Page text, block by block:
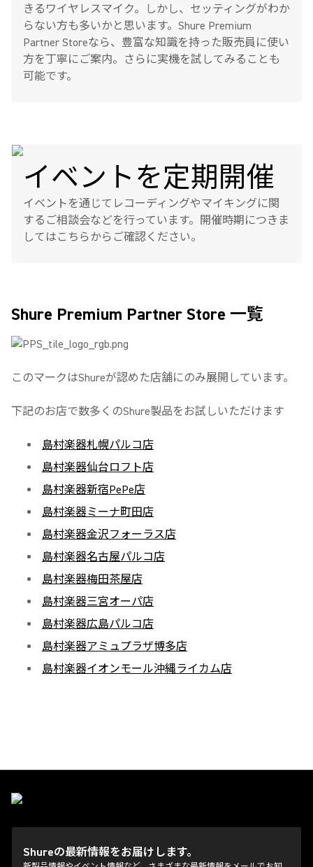
きるワイヤレスマイク。しかし、セッティングがわか
らない方も多いかと思います。Shure Premium
Partner Storeなら、豊富な知識を持った販売員に使い
方を丁寧にご案内。さらに実機を試してみることも
可能です。
イベントを定期開催
イベントを通じてレコーディングやマイキングに関
するご相談会などを行っています。開催時期につきま
してはこちらからご確認ください。
Shure Premium Partner Store 一覧
このマークはShureが認めた店舗にのみ展開しています。
下記のお店で数多くのShure製品をお試しいただけます
島村楽器札幌パルコ店
島村楽器仙台ロフト店
島村楽器新宿PePe店
島村楽器ミーナ町田店
島村楽器金沢フォーラス店
島村楽器名古屋パルコ店
島村楽器梅田茶屋店
島村楽器三宮オーパ店
島村楽器広島パルコ店
島村楽器アミュプラザ博多店
島村楽器イオンモール沖縄ライカム店
Shureの最新情報をお届けします。